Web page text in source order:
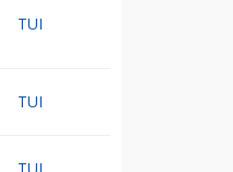
TUI
TUI
TUI